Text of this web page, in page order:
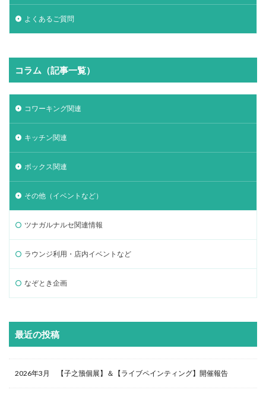
よくあるご質問
コラム（記事一覧）
コワーキング関連
キッチン関連
ボックス関連
その他（イベントなど）
ツナガルナルセ関連情報
ラウンジ利用・店内イベントなど
なぞとき企画
最近の投稿
2026年3月 【子之籏個展】＆【ライブペインティング】開催報告